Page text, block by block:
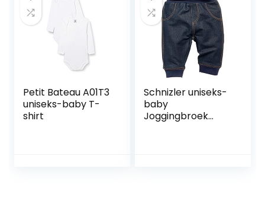
Petit Bateau A01T3
uniseks-baby T-
shirt
Schnizler uniseks-
baby
Joggingbroek